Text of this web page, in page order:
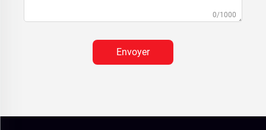
0/1000
Envoyer